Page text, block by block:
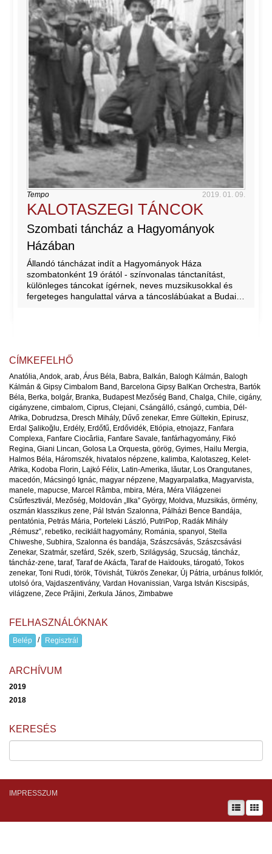
Tempo 2019. 01. 09.
KALOTASZEGI TÁNCOK
Szombati táncház a Hagyományok
Házában
Állandó táncházat indít a Hagyományok Háza
szombatonként 19 órától - színvonalas tánctanítást,
különleges táncokat ígérnek, neves muzsikusokkal és
fergeteges hangulattal várva a táncoslábúakat a Budai…
CÍMKEFELHŐ
Anatólia,Andok, arab, Árus Béla, Babra, Balkán, Balogh Kálmán, Balogh
Kálmán & Gipsy Cimbalom Band , Barcelona Gipsy BalKan Orchestra, Bartók
Béla, Berka, bolgár, Branka, Budapest Mezőség Band , Chalga, Chile, cigány,
cigányzene, cimbalom, Ciprus, Clejani, Csángálló, csángó, cumbia, Dél-
Afrika, Dobrudzsa, Dresch Mihály, Dűvő zenekar, Emre Gültekin, Epirusz,
Erdal Şalikoğlu, Erdély, Erdőfű, Erdővidék, Etiópia, etnojazz, Fanfara
Complexa, Fanfare Ciocârlia, Fanfare Savale, fanfárhagyomány, Fikó
Regina, Giani Lincan, Golosa La Orquesta, görög, Gyimes, Hailu Mergia,
Halmos Béla, Háromszék, hivatalos népzene, kalimba, Kalotaszeg, Kelet-
Afrika, Kodoba Florin, Lajkó Félix, Latin-Amerika, lăutar, Los Orangutanes,
macedón, Mácsingó Ignác, magyar népzene, Magyarpalatka, Magyarvista,
manele, mapucse, Marcel Râmba, mbira, Méra, Méra Világzenei
Csűrfesztivál , Mezőség, Moldován „Ilka” György, Moldva, Muzsikás, örmény,
oszmán klasszikus zene, Pál István Szalonna, Pálházi Bence Bandája,
pentatónia, Petrás Mária, Porteleki László, PutriPop, Radák Mihály
„Rémusz”, rebetiko, reciklált hagyomány, Románia, spanyol , Stella
Chiweshe, Subhira, Szalonna és bandája, Szászcsávás, Szászcsávási
Zenekar, Szatmár, szefárd , Szék, szerb, Szilágyság, Szucság, táncház,
táncház-zene, taraf, Taraf de Akácfa, Taraf de Haïdouks, tárogató, Tokos
zenekar, Toni Rudi, török, Tövishát, Tükrös Zenekar, Új Pátria, urbánus folklór,
utolsó óra, Vajdaszentivány, Vardan Hovanissian, Varga István Kiscsipás,
világzene, Zece Prăjini, Zerkula János, Zimbabwe
FELHASZNÁLÓKNAK
Belép / Regisztrál
ARCHÍVUM
2019
2018
KERESÉS
IMPRESSZUM